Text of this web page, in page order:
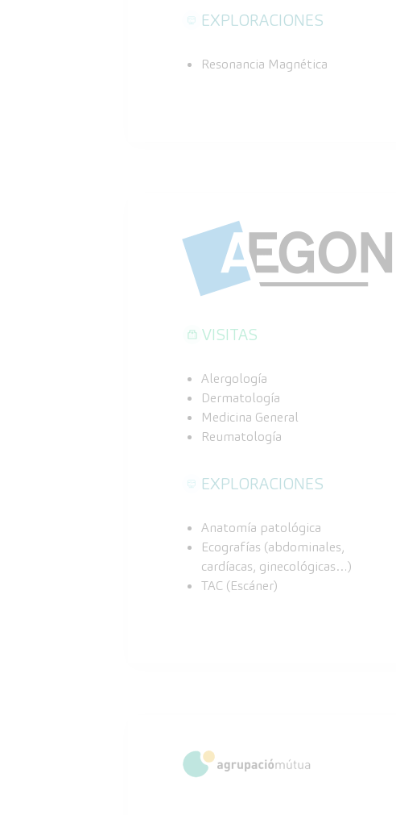
EXPLORACIONES
Resonancia Magnética
VISITAS
Alergología
Dermatología
Medicina General
Reumatología
EXPLORACIONES
Anatomía patológica
Ecografías (abdominales,
cardíacas, ginecológicas…)
TAC (Escáner)